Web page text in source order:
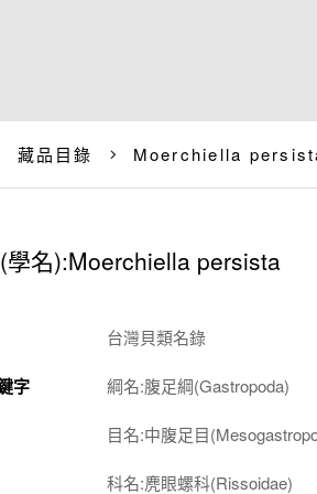
藏品目錄 Moerchiella
學名):Moerchiella persista
台灣貝類名錄
字 綱名:腹足綱(Gastropoda)
目名:中腹足目
科名:麂眼螺科(Rissoidae)